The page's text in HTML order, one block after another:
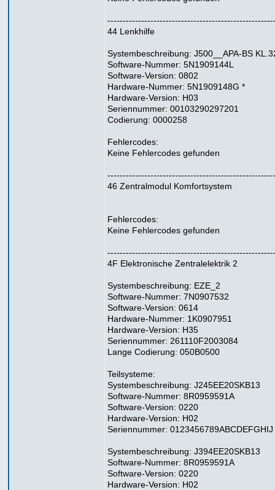
44 Lenkhilfe
Systembeschreibung: J500__APA-BS
Software-Nummer: 5N1909144L
Software-Version: 0802
Hardware-Nummer: 5N1909148G *
Hardware-Version: H03
Seriennummer: 00103290297201
Codierung: 0000258
Fehlercodes:
Keine Fehlercodes gefunden
46 Zentralmodul Komfortsystem
Fehlercodes:
Keine Fehlercodes gefunden
4F Elektronische Zentralelektrik 2
Systembeschreibung: EZE_2
Software-Nummer: 7N0907532
Software-Version: 0614
Hardware-Nummer: 1K0907951
Hardware-Version: H35
Seriennummer: 261110F2003084
Lange Codierung: 050B0500
Teilsysteme:
Systembeschreibung: J245EE20SKB13
Software-Nummer: 8R0959591A
Software-Version: 0220
Hardware-Version: H02
Seriennummer: 0123456789ABCDEFGHIJ
Systembeschreibung: J394EE20SKB13
Software-Nummer: 8R0959591A
Software-Version: 0220
Hardware-Version: H02